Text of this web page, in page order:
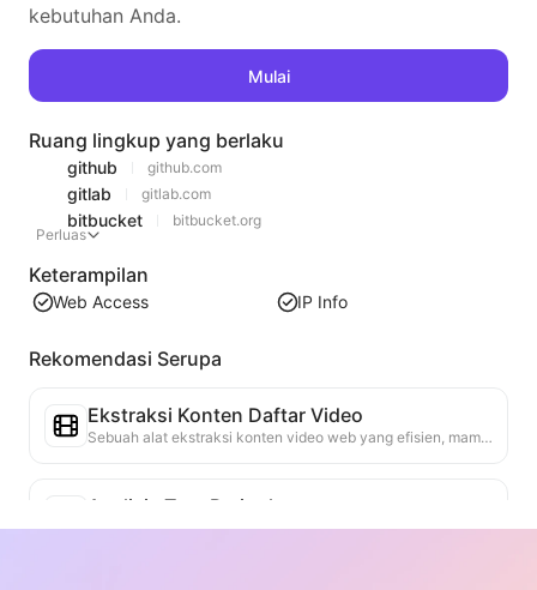
kebutuhan Anda.
Mulai
Ruang lingkup yang berlaku
github github.com
gitlab gitlab.com
bitbucket
bitbucket.org
Perluas
Keterampilan
Web Access IP Info
Rekomendasi Serupa
Ekstraksi Konten Daftar Video
Sebuah alat ekstraksi konten video web yang efisien, mampu dengan cepat memindai halaman web dan mengatur informasi video ke dalam tabel Markdown yang terstruktur.
Analisis Tren Peringkat
Menganalisis data peringkat halaman saat ini, menghasilkan laporan tren. Mengidentifikasi kategori populer, jenis produk yang cepat naik, dan teknologi yang muncul. Menyediakan wawasan pasar instan untuk membantu Anda memahami tren produk terbaru dan arah pasar.